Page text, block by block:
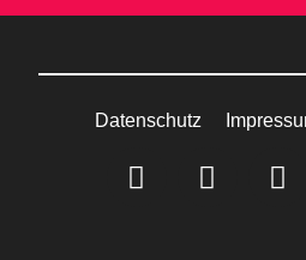
Datenschutz